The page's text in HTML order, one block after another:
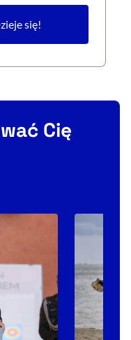
się!
Cię